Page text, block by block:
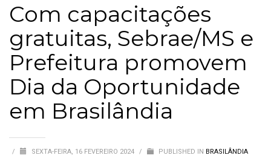
Com capacitações
gratuitas, Sebrae/MS e
Prefeitura promovem
Dia da Oportunidade
em Brasilândia
/ SEXTA-FEIRA, 16 FEVEREIRO 2024 / PUBLISHED IN BRASILÂNDIA